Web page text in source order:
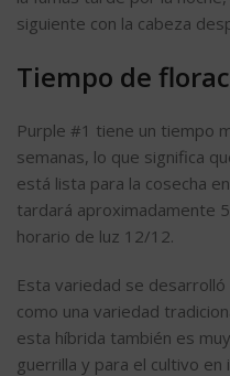
siguiente con la cabeza
Tiempo de
Purple #1 tiene un tiempo
semanas, lo que significa
está lista para la cosecha
tardará aproximadamente
horario de luz 12/12.
Esta variedad se
como una variedad
esta híbrida también es
guerrilla y para el cultivo